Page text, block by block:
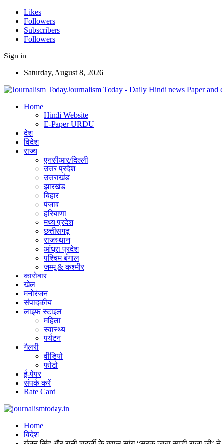
Likes
Followers
Subscribers
Followers
Sign in
Saturday, August 8, 2026
Journalism Today - Daily Hindi news Paper and
Home
Hindi Website
E-Paper URDU
देश
विदेश
राज्य
एनसीआर/दिल्ली
उत्तर प्रदेश
उत्तराखंड
झारखंड
बिहार
पंजाब
हरियाणा
मध्य प्रदेश
छत्तीसगढ़
राजस्थान
आंध्रा प्रदेश
पश्चिम बंगाल
जम्मू & कश्मीर
कारोबार
खेल
मनोरंजन
संपादकीय
लाइफ स्टाइल
महिला
स्वास्थ्य
पर्यटन
गैलरी
वीडियो
फोटो
ई-पेपर
संपर्क करें
Rate Card
Home
विदेश